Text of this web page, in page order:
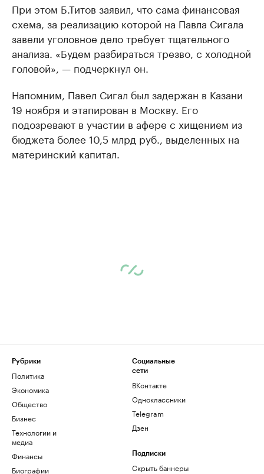
При этом Б.Титов заявил, что сама финансовая
схема, за реализацию которой на Павла Сигала
завели уголовное дело требует тщательного
анализа. «Будем разбираться трезво, с холодной
головой», — подчеркнул он.
Напомним, Павел Сигал был задержан в Казани
19 ноября и этапирован в Москву. Его
подозревают в участии в афере с хищением из
бюджета более 10,5 млрд руб., выделенных на
материнский капитал.
Рубрики
Политика
Экономика
Общество
Бизнес
Технологии и
медиа
Финансы
Биографии
Социальные
сети
ВКонтакте
Одноклассники
Telegram
Дзен
Подписки
Скрыть баннеры